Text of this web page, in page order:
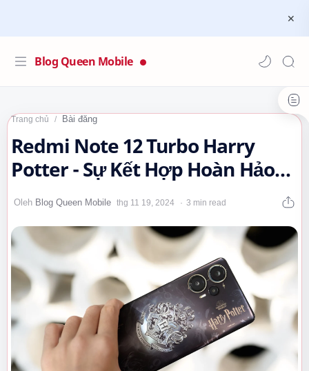
Blog Queen Mobile
Trang chủ Bài đăng
Redmi Note 12 Turbo Harry
Potter - Sự Kết Hợp Hoàn Hảo
Giữa Công Nghệ và Phép
Thuật…
3 min read